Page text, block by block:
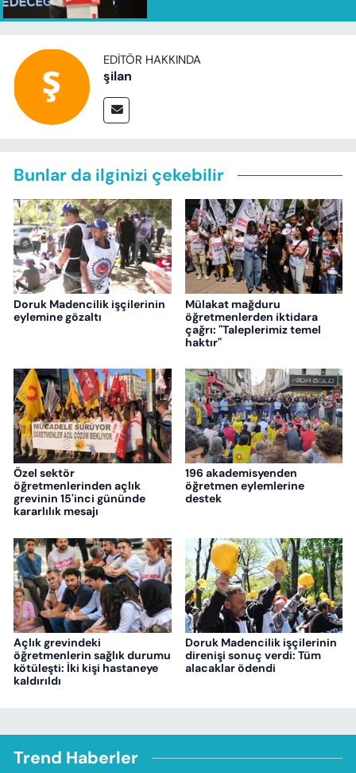
EDITÖR HAKKINDA
şilan
Bunlar da ilginizi çekebilir
Doruk Madencilik işçilerinin
eylemine gözaltı
Mülakat mağduru
öğretmenlerden iktidara
çağrı: "Taleplerimiz temel
haktır"
Özel sektör
öğretmenlerinden açlık
grevinin 15'inci gününde
kararlılık mesajı
196 akademisyenden
öğretmen eylemlerine
destek
Açlık grevindeki
öğretmenlerin sağlık durumu
kötüleşti: İki kişi hastaneye
kaldırıldı
Doruk Madencilik işçilerinin
direnişi sonuç verdi: Tüm
alacaklar ödendi
Trend Haberler